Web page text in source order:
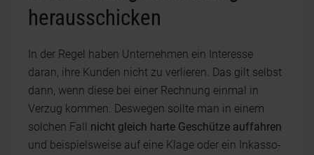
herausschicken
In der Regel haben Unternehmen ein Interesse
daran, ihre Kunden nicht zu verlieren. Das gilt selbst
dann, wenn diese bei einer Rechnung einmal in
Verzug kommen. Deswegen sollte man in einem
solchen Fall nicht gleich harte Geschütze auffahren
und beispielsweise auf eine Klage oder ein Inkasso-